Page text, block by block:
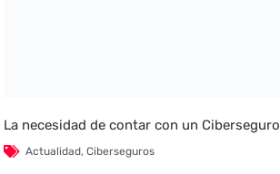
La necesidad de contar con un Ciberseguro
Actualidad,Ciberseguros